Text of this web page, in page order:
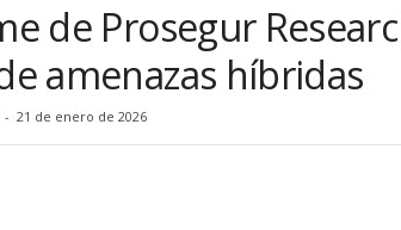
de Prosegur
amenazas híbridas
- 21 de enero de 2026